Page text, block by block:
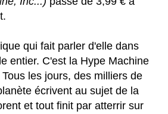
qui fait parler d'elle dans
entier. C'est la Hype Machine
les jours, des milliers de
écrivent au sujet de la
et tout finit par atterrir sur